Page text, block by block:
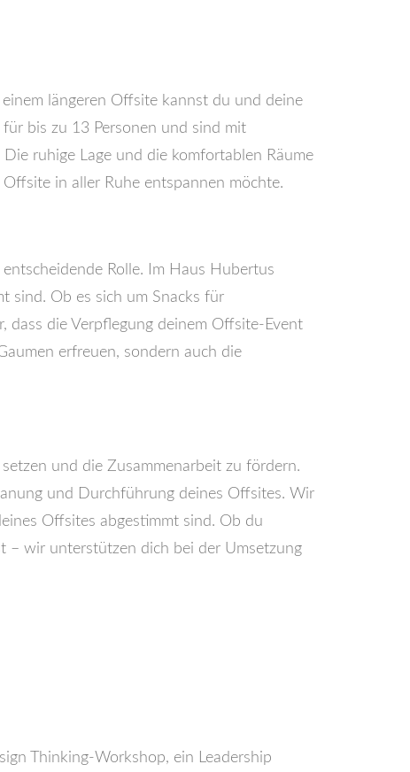
längeren Offsite kannst du und deine
bis zu 13 Personen und sind mit
ruhige Lage und die komfortablen Räume
in aller Ruhe entspannen möchte.
Rolle. Im Haus Hubertus
sind. Ob es sich um Snacks für
dass die Verpflegung deinem Offsite-Event
erfreuen, sondern auch die
und die Zusammenarbeit zu fördern.
und Durchführung deines Offsites. Wir
Offsites abgestimmt sind. Ob du
– wir unterstützen dich bei der Umsetzung
Thinking-Workshop, ein Leadership